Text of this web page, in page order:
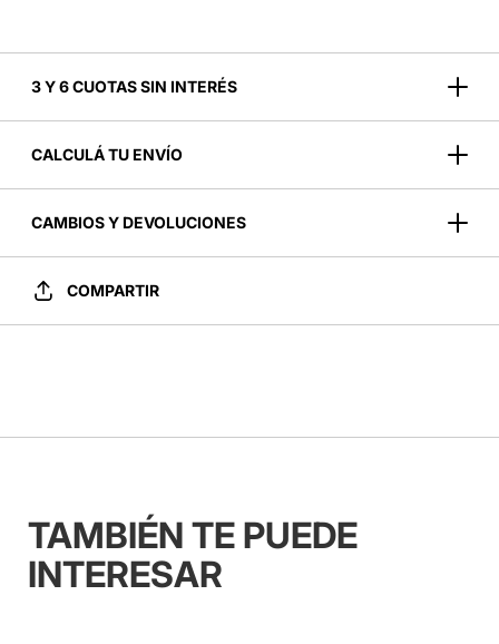
3 Y 6 CUOTAS SIN INTERÉS
CALCULÁ TU ENVÍO
CAMBIOS Y DEVOLUCIONES
COMPARTIR
TAMBIÉN TE PUEDE
INTERESAR